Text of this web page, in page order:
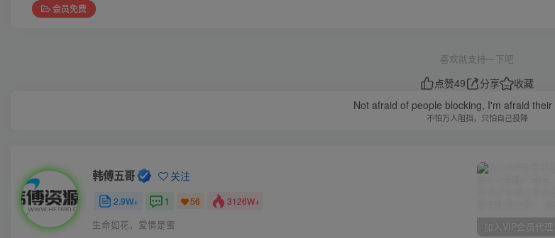
会员免费
喜欢就支持一下吧
点赞49 分享
收藏
Not afraid of people blocking, I'm afraid their
不怕万人阻挡，只怕自己投降
韩傅五哥 关注
2.9W+ 1 56 3126W+
生命如花，爱情是蜜